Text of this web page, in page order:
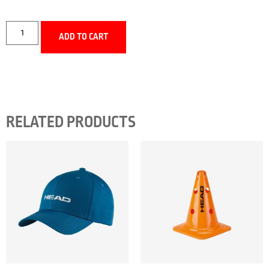
ADD TO CART
RELATED PRODUCTS